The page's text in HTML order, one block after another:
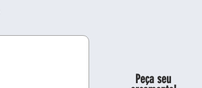
Peça seu